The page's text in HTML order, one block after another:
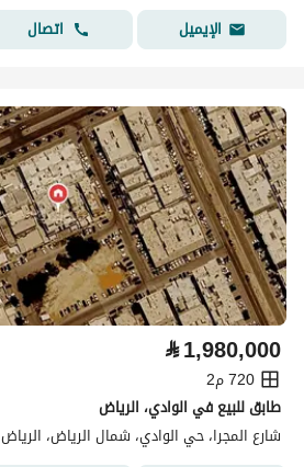
الإيميل
اتصال
⃁1,980,000
720 م2
طابق للبيع في الوادي، الرياض
شارع المجرا، حي الوادي، شمال الرياض، الرياض